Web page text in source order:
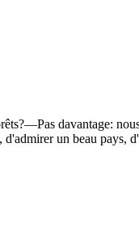
davantage:
un beau pays,